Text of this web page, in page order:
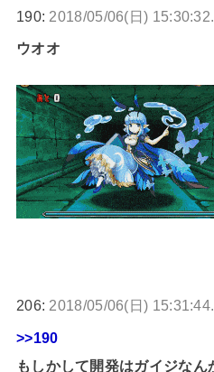
190: 2018/05/06(日)
ウオオ
206: 2018/05/06(日)
>>190
もしかして開発はガイジなん